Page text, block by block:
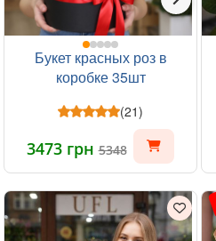
Букет красных роз в
коробке 35шт
(21)
3473 грн5348